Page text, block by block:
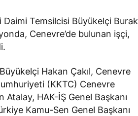
Temsilcisi Büyükelçi Burak
Cenevre’de bulunan işçi,
Hakan Çakıl, Cenevre
(KKTC) Cenevre
HAK-İŞ Genel Başkanı
Kamu-Sen Genel Başkanı